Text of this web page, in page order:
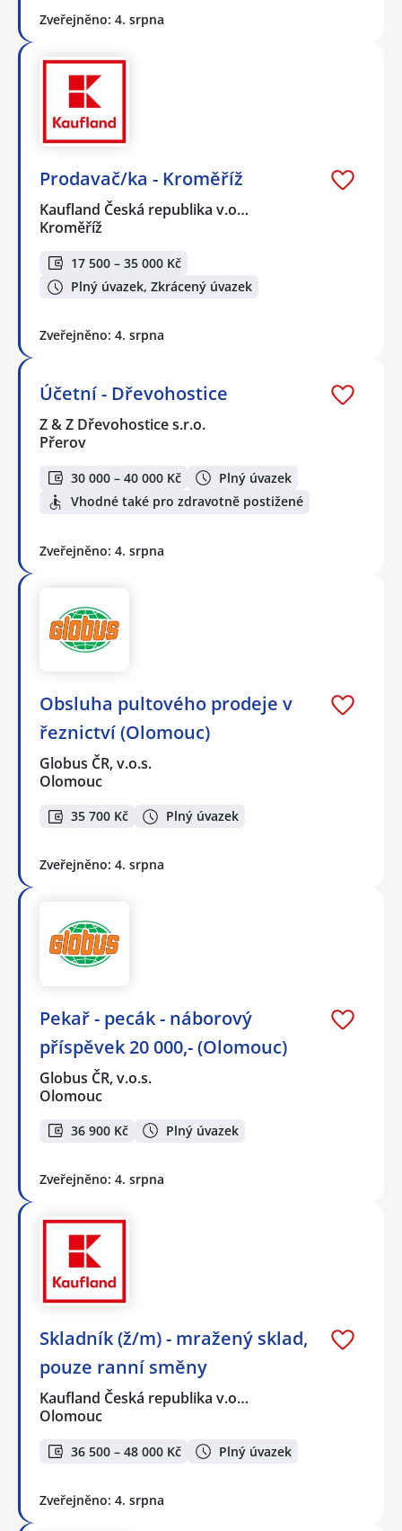
Zveřejněno: 4. srpna
Prodavač/ka - Kroměříž
Kaufland Česká republika v.o…
Kroměříž
17 500 – 35 000 Kč
Plný úvazek, Zkrácený úvazek
Zveřejněno: 4. srpna
Účetní - Dřevohostice
Z & Z Dřevohostice s.r.o.
Přerov
30 000 – 40 000 Kč
Plný úvazek
Vhodné také pro zdravotně postižené
Zveřejněno: 4. srpna
Obsluha pultového prodeje v
řeznictví (Olomouc)
Globus ČR, v.o.s.
Olomouc
35 700 Kč Plný úvazek
Zveřejněno: 4. srpna
Pekař - pecák - náborový
příspěvek 20 000,- (Olomouc)
Globus ČR, v.o.s.
Olomouc
36 900 Kč Plný úvazek
Zveřejněno: 4. srpna
Skladník (ž/m) - mražený sklad,
pouze ranní směny
Kaufland Česká republika v.o…
Olomouc
36 500 – 48 000 Kč Plný úvazek
Zveřejněno: 4. srpna